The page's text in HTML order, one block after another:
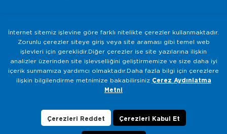
© 2M KABLO 2025 - Tüm Hakkı Saklıdır
Bilgi Toplumu Hizmetleri
Gizlilik ve Güvenlik Politikası
KVKK Aydınlatma Metni
Veri Sahibi Başvuru Formu
İnternet sitemiz işlevine göre farklı nitelikte çerezler kullanmaktadır.
Zorunlu çerezler siteye giriş veya site araması gibi temel web
işlevleri için gereklidir.Diğer çerezler ise site yazılarına ilişkin
analizler üzerinden site işlevselliğini geliştirmemize ve size daha iyi
içerik sunmamıza yardımcı olmaktadır.Daha fazla bilgi için çerezlere
ilişkin bilgilendirme metnimize bakabilirsiniz Çerez Aydınlatma
Metni
Çerezleri Reddet Çerezleri Kabul Et